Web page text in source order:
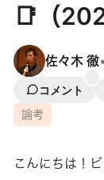
📑（
佐々木 徹•
コメント
論考
こんにちは！